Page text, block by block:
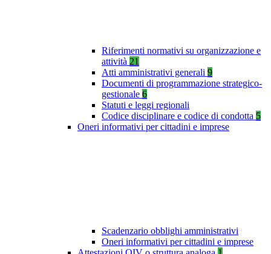
Riferimenti normativi su organizzazione e
attività 21
Atti amministrativi generali 9
Documenti di programmazione strategico-
gestionale 6
Statuti e leggi regionali
Codice disciplinare e codice di condotta 5
Oneri informativi per cittadini e imprese
Scadenzario obblighi amministrativi
Oneri informativi per cittadini e imprese